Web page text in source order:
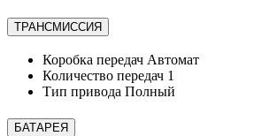
ТРАНСМИССИЯ
Коробка передач Автомат
Количество передач 1
Тип привода Полный
БАТАРЕЯ